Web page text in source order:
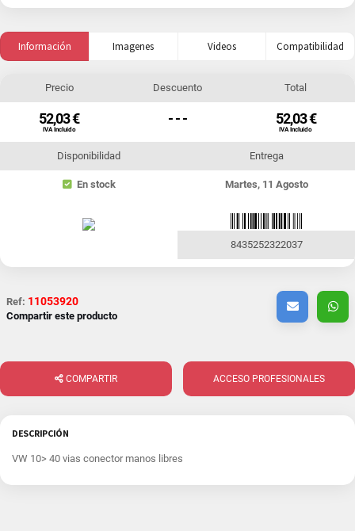
Información Imagenes Videos Compatibilidad
Precio
52,03 €
IVA Incluido
Descuento
- - -
Total
52,03 €
IVA Incluido
Disponibilidad
En stock
Entrega
Martes, 11 Agosto
8435252322037
Ref: 11053920
Compartir este producto
COMPARTIR ACCESO PROFESIONALES
DESCRIPCIÓN
VW 10> 40 vias conector manos libres